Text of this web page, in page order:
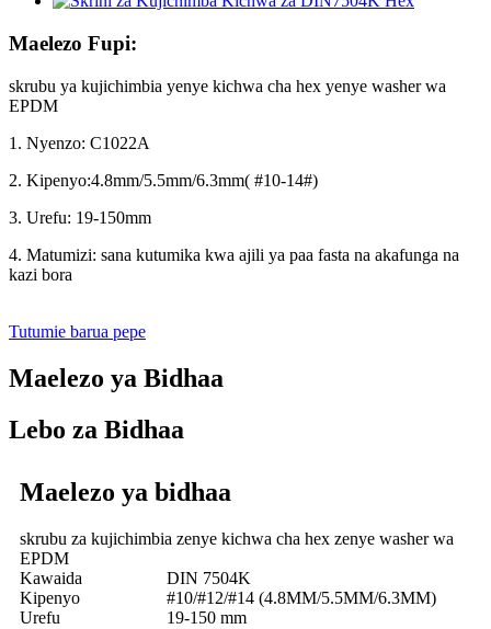
Maelezo Fupi:
skrubu ya kujichimbia yenye kichwa cha hex yenye washer wa
EPDM
1. Nyenzo: C1022A
2. Kipenyo:4.8mm/5.5mm/6.3mm( #10-14#)
3. Urefu: 19-150mm
4. Matumizi: sana kutumika kwa ajili ya paa fasta na akafunga na
kazi bora
Tutumie barua pepe
Maelezo ya Bidhaa
Lebo za Bidhaa
Maelezo ya bidhaa
skrubu za kujichimbia zenye kichwa cha hex zenye washer wa
EPDM
Kawaida
DIN 7504K
Kipenyo
#10/#12/#14 (4.8MM/5.5MM/6.3MM)
Urefu
19-150 mm